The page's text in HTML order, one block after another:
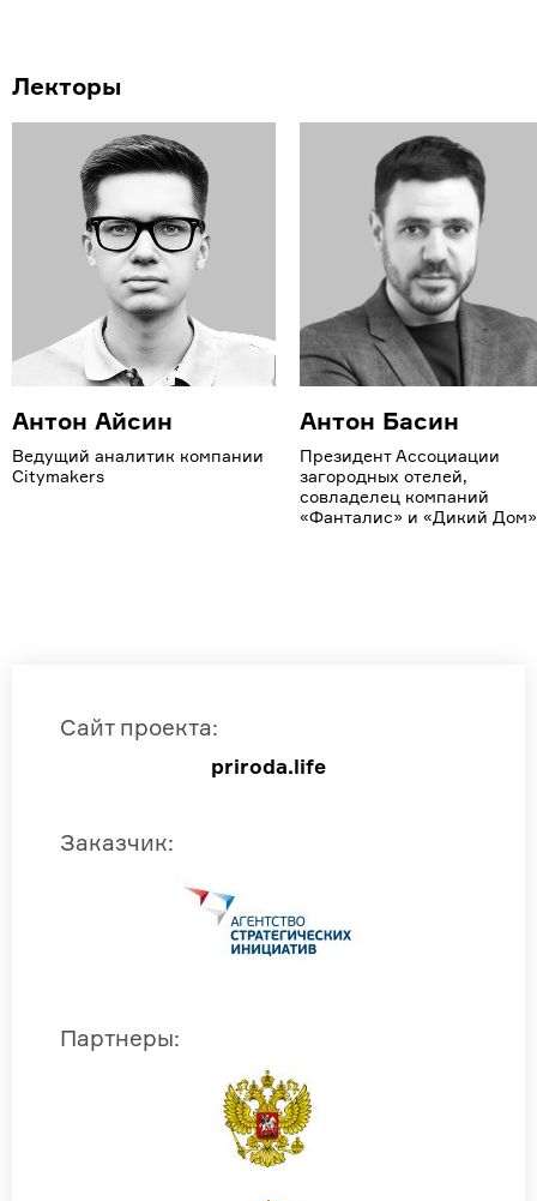
Лекторы
Антон Айсин
Ведущий аналитик компании
Citymakers
Антон Басин
Президент Ассоциации
загородных отелей,
совладелец компаний
«Фанталис» и «Дикий Дом»
Сайт проекта:
priroda.life
Заказчик:
Партнеры: